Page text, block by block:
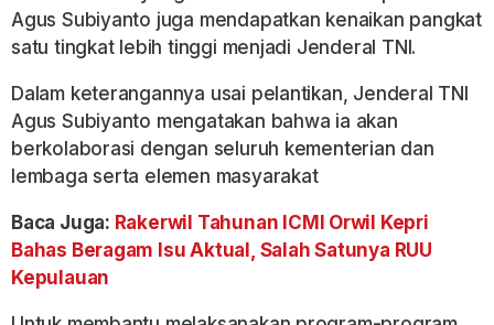
Agus Subiyanto juga mendapatkan kenaikan pangkat
satu tingkat lebih tinggi menjadi Jenderal TNI.
Dalam keterangannya usai pelantikan, Jenderal TNI
Agus Subiyanto mengatakan bahwa ia akan
berkolaborasi dengan seluruh kementerian dan
lembaga serta elemen masyarakat
Baca Juga: Rakerwil Tahunan ICMI Orwil Kepri
Bahas Beragam Isu Aktual, Salah Satunya RUU
Kepulauan